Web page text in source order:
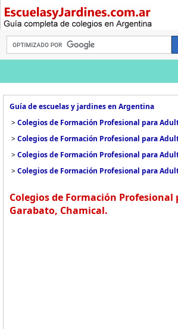
Guía de escuelas y jardines en Argentina
>Colegios de Formación Profesional para
>Colegios de Formación Profesional para
>Colegios de Formación Profesional para
>Colegios de Formación Profesional para
Colegios de Formación Profesional
Garabato, Chamical.